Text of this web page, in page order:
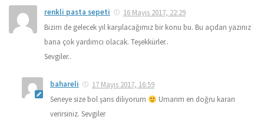
renkli pasta sepeti
16 Mayıs 2017, 22:29
Bizim de gelecek yıl karşılacağımız bir konu bu. Bu açıdan yazınız
bana çok yardımcı olacak. Teşekkürler..
Sevgiler..
bahareli
17 Mayıs 2017, 16:59
Seneye size bol şans diliyorum
Umarım en doğru kararı
verirsiniz. Sevgiler